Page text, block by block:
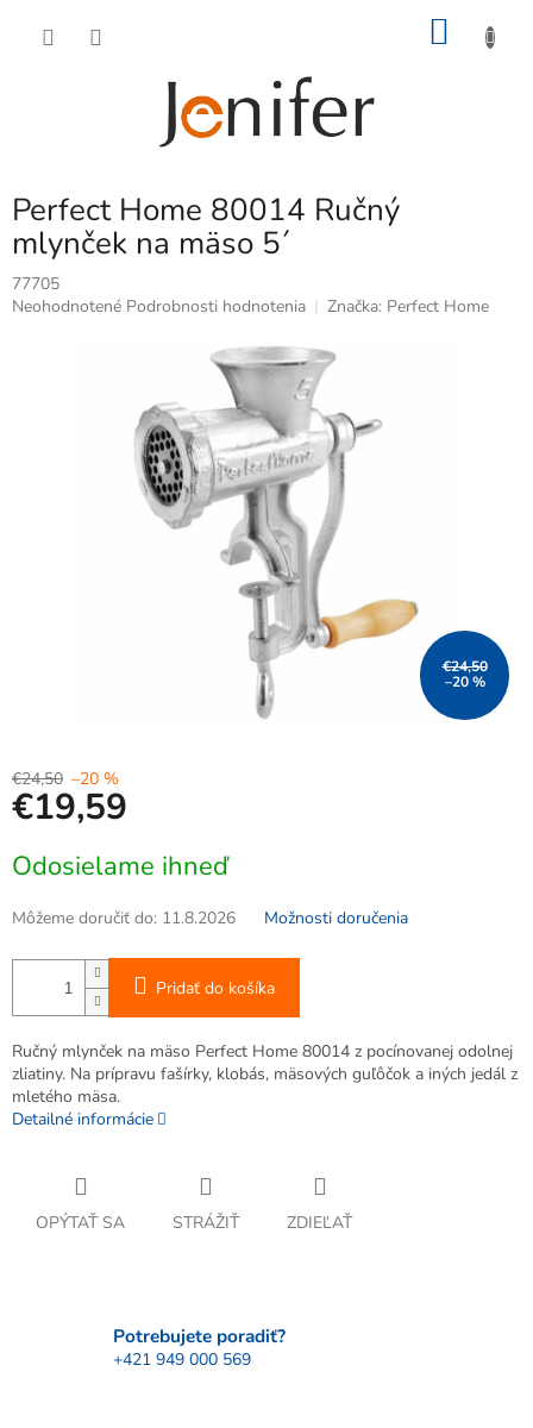
Perfect Home 80014 Ručný
mlynček na mäso 5´
77705
Priemerné
Neohodnotené Podrobnosti hodnotenia Značka: Perfect Home
€24,50
–20 %
€24,50 –20 %
€19,59
cena:
Odosielame ihneď
Môžeme doručiť do: 11.8.2026 Možnosti doručenia
Pridať do košíka
Ručný mlynček na mäso Perfect Home 80014 z pocínovanej odolnej
zliatiny. Na prípravu fašírky, klobás, mäsových guľôčok a iných jedál z
mletého mäsa.
Detailné informácie
OPÝTAŤ SA STRÁŽIŤ ZDIEĽAŤ
Potrebujete poradiť?
+421 949 000 569